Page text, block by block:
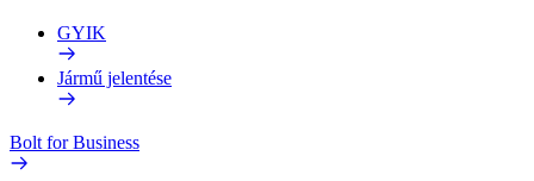
GYIK
Jármű jelentése
Bolt for Business